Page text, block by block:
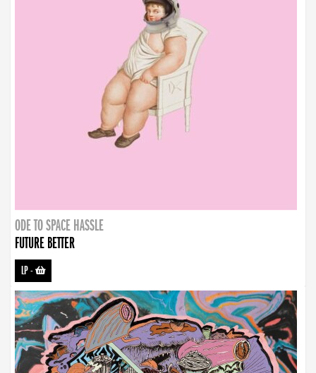
ODE TO SPACE HASSLE
FUTURE BETTER
LP-